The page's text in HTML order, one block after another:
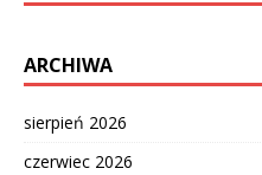
ARCHIWA
sierpień 2026
czerwiec 2026